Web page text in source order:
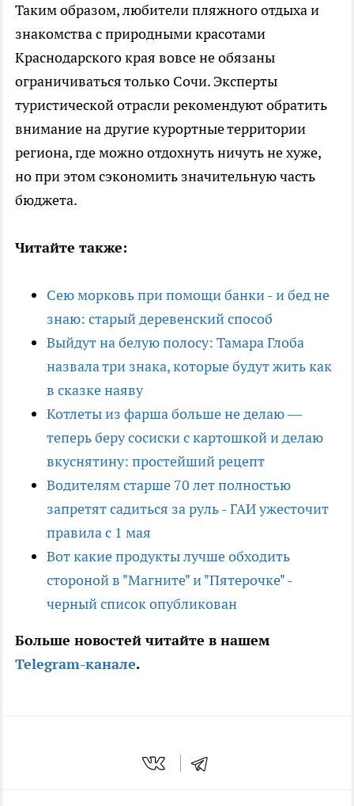
Таким образом, любители пляжного отдыха и
знакомства с природными красотами
Краснодарского края вовсе не обязаны
ограничиваться только Сочи. Эксперты
туристической отрасли рекомендуют обратить
внимание на другие курортные территории
региона, где можно отдохнуть ничуть не хуже,
но при этом сэкономить значительную часть
бюджета.
Читайте также:
Сею морковь при помощи банки - и бед не
знаю: старый деревенский способ
Выйдут на белую полосу: Тамара Глоба
назвала три знака, которые будут жить как
в сказке наяву
Котлеты из фарша больше не делаю —
теперь беру сосиски с картошкой и делаю
вкуснятину: простейший рецепт
Водителям старше 70 лет полностью
запретят садиться за руль - ГАИ ужесточит
правила с 1 мая
Вот какие продукты лучше обходить
стороной в "Магните" и "Пятерочке" -
черный список опубликован
Больше новостей читайте в нашем
Telegram-канале.